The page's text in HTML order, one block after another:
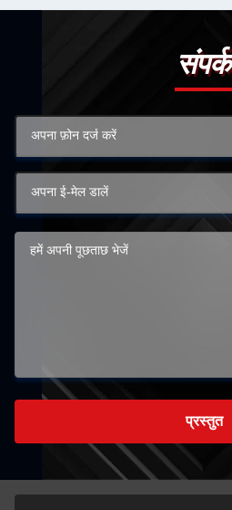
संपर्क
प्रस्तुत